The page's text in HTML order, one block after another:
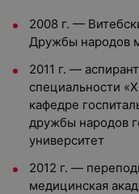
2008 г. —
Дружбы народов
2011 г. —
специальности
кафедре
дружбы народов
университет
2012 г. —
медицинская